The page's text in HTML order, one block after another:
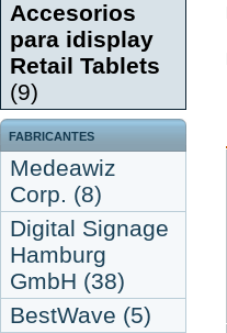
Accesorios
para idisplay
Retail Tablets
(9)
FABRICANTES
Medeawiz
Corp. (8)
Digital Signage
Hamburg
GmbH (38)
BestWave (5)